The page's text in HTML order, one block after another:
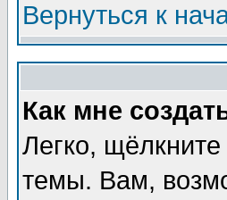
Вернуться к
Как мне
Легко,
темы. Вам,